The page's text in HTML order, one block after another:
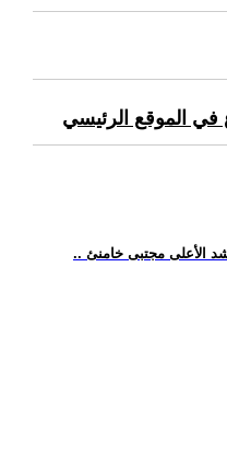
في الموقع الرئيسي
الأعلى مجتبى خامنئ